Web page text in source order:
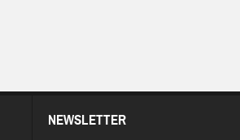
NEWSLETTER